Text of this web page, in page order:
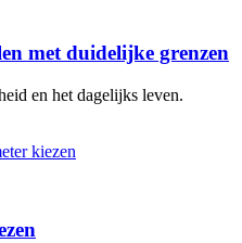
met duidelijke grenzen
en het dagelijks leven.